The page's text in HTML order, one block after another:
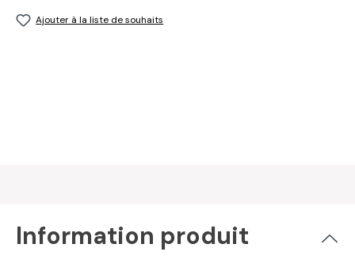
Ajouter à la liste de souhaits
Information produit